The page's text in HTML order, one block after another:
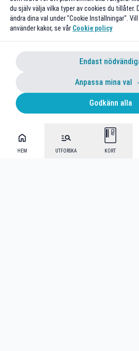
HEM UTFORSKA KORT
du själv välja vilka typer av cookies du tillåter.
ändra dina val under "Cookie Inställningar".
använder kakor, se vår Cookie policy
Endast
Anpassa mina val
Godkänn alla